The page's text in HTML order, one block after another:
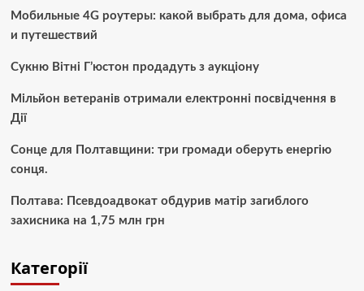
Мобильные 4G роутеры: какой выбрать для дома, офиса
и путешествий
Сукню Вітні Г’юстон продадуть з аукціону
Мільйон ветеранів отримали електронні посвідчення в
Дії
Сонце для Полтавщини: три громади оберуть енергію
сонця.
Полтава: Псевдоадвокат обдурив матір загиблого
захисника на 1,75 млн грн
Категорії